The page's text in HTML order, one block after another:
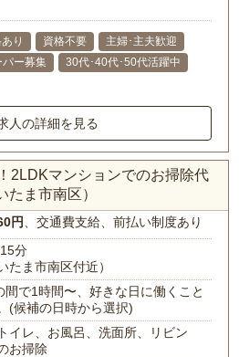
り 資格不要
主婦･主夫歓迎
パー募集
30代･40代･50代活躍中
人の詳細を見る
2LDKマンションでのお掃除代
ま市南区）
円 、交通費支給、前払い制度あり
分
たま市南区付近）
間で1時間〜、好きな日に働くこと
(候補の日時から選択)
イレ、お風呂、洗面所、リビン
お掃除